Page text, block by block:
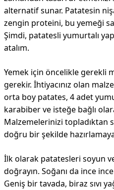
alternatif sunar. Patatesin
zengin proteini, bu yemeği
Şimdi, patatesli yumurtalı
atalım.
Yemek için öncelikle gerekli
gerekir. İhtiyacınız olan
orta boy patates, 4 adet
karabiber ve isteğe bağlı
Malzemelerinizi topladıktan
doğru bir şekilde
İlk olarak patatesleri soyun
doğrayın. Soğanı da ince
Geniş bir tavada, biraz sıvı